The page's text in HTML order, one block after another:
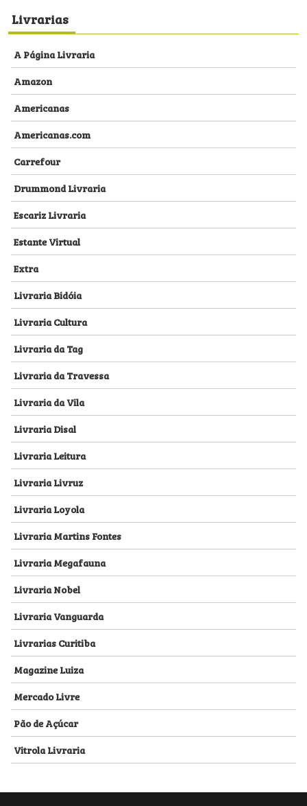
Livrarias
A Página Livraria
Amazon
Americanas
Americanas.com
Carrefour
Drummond Livraria
Escariz Livraria
Estante Virtual
Extra
Livraria Bidóia
Livraria Cultura
Livraria da Tag
Livraria da Travessa
Livraria da Vila
Livraria Disal
Livraria Leitura
Livraria Livruz
Livraria Loyola
Livraria Martins Fontes
Livraria Megafauna
Livraria Nobel
Livraria Vanguarda
Livrarias Curitiba
Magazine Luiza
Mercado Livre
Pão de Açúcar
Vitrola Livraria